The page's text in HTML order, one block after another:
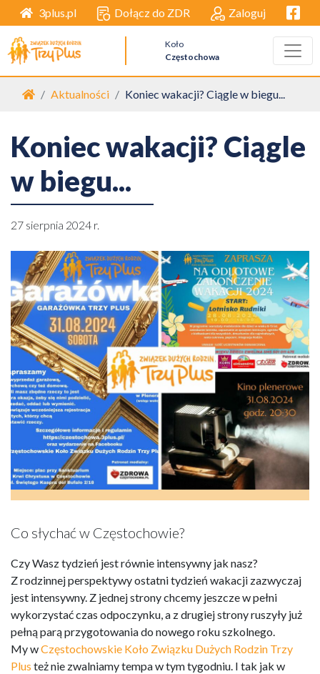
3plus.pl Dołącz do ZDR Zaloguj
Koło
Częstochowa
Strona główna
Aktualności Koniec wakacji? Ciągle w biegu...
Koniec wakacji? Ciągle
w biegu...
27 sierpnia 2024 r.
Co słychać w Częstochowie?
Czy Wasz tydzień jest równie intensywny jak nasz?
Z rodzinnej perspektywy ostatni tydzień wakacji zazwyczaj
jest intensywny. Z jednej strony chcemy jeszcze w pełni
wykorzystać czas odpoczynku, a z drugiej strony ruszyły już
pełną parą przygotowania do nowego roku szkolnego.
My wCzęstochowskie Koło Związku Dużych Rodzin Trzy
Plus też nie zwalniamy tempa w tym tygodniu. I tak jak w